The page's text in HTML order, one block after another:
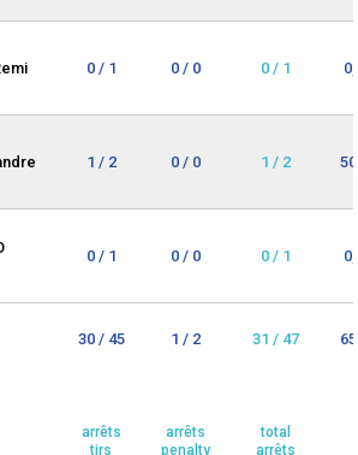
0 / 1 0 / 0 0 / 1
1 / 2 0 / 0 1 / 2
0 / 1 0 / 0 0 / 1
30 / 45 1 / 2 31 / 47
arrêts
tirs
arrêts
penalty
total
arrêts